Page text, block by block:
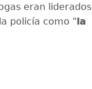
eran liderados
policía como "la